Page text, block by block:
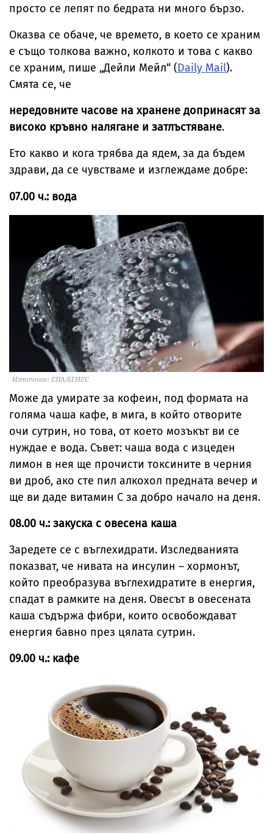
просто се лепят по бедрата ни много бързо.
Оказва се обаче, че времето, в което се храним
е също толкова важно, колкото и това с какво
се храним, пише „Дейли Мейл“ (Daily Mail).
Смята се, че
нередовните часове на хранене допринасят за
високо кръвно налягане и затлъстяване.
Ето какво и кога трябва да ядем, за да бъдем
здрави, да се чувстваме и изглеждаме добре:
07.00 ч.: вода
Източник: ЕПА/БГНЕС
Може да умирате за кофеин, под формата на
голяма чаша кафе, в мига, в който отворите
очи сутрин, но това, от което мозъкът ви се
нуждае е вода. Съвет: чаша вода с изцеден
лимон в нея ще прочисти токсините в черния
ви дроб, ако сте пил алкохол предната вечер и
ще ви даде витамин C за добро начало на деня.
08.00 ч.: закуска с овесена каша
Заредете се с въглехидрати. Изследванията
показват, че нивата на инсулин – хормонът,
който преобразува въглехидратите в енергия,
спадат в рамките на деня. Овесът в овесената
каша съдържа фибри, които освобождават
енергия бавно през цялата сутрин.
09.00 ч.: кафе